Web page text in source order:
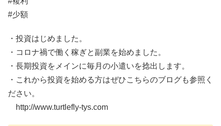
#少額
・投資はじめました。
・コロナ禍で働く稼ぎと副業を始めました。
・長期投資をメインに毎月の小遣いを捻出します。
・これから投資を始める方はぜひこちらのブログも参照く
ださい。
http://www.turtlefly-tys.com